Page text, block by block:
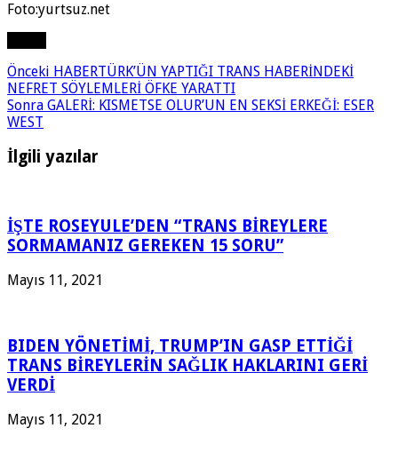
Foto:yurtsuz.net
Önceki HABERTÜRK’ÜN YAPTIĞI TRANS HABERİNDEKİ
NEFRET SÖYLEMLERİ ÖFKE YARATTI
Sonra GALERİ: KISMETSE OLUR’UN EN SEKSİ ERKEĞİ: ESER
WEST
İlgili yazılar
İŞTE ROSEYULE’DEN “TRANS BİREYLERE
SORMAMANIZ GEREKEN 15 SORU”
Mayıs 11, 2021
BIDEN YÖNETİMİ, TRUMP’IN GASP ETTİĞİ
TRANS BİREYLERİN SAĞLIK HAKLARINI GERİ
VERDİ
Mayıs 11, 2021